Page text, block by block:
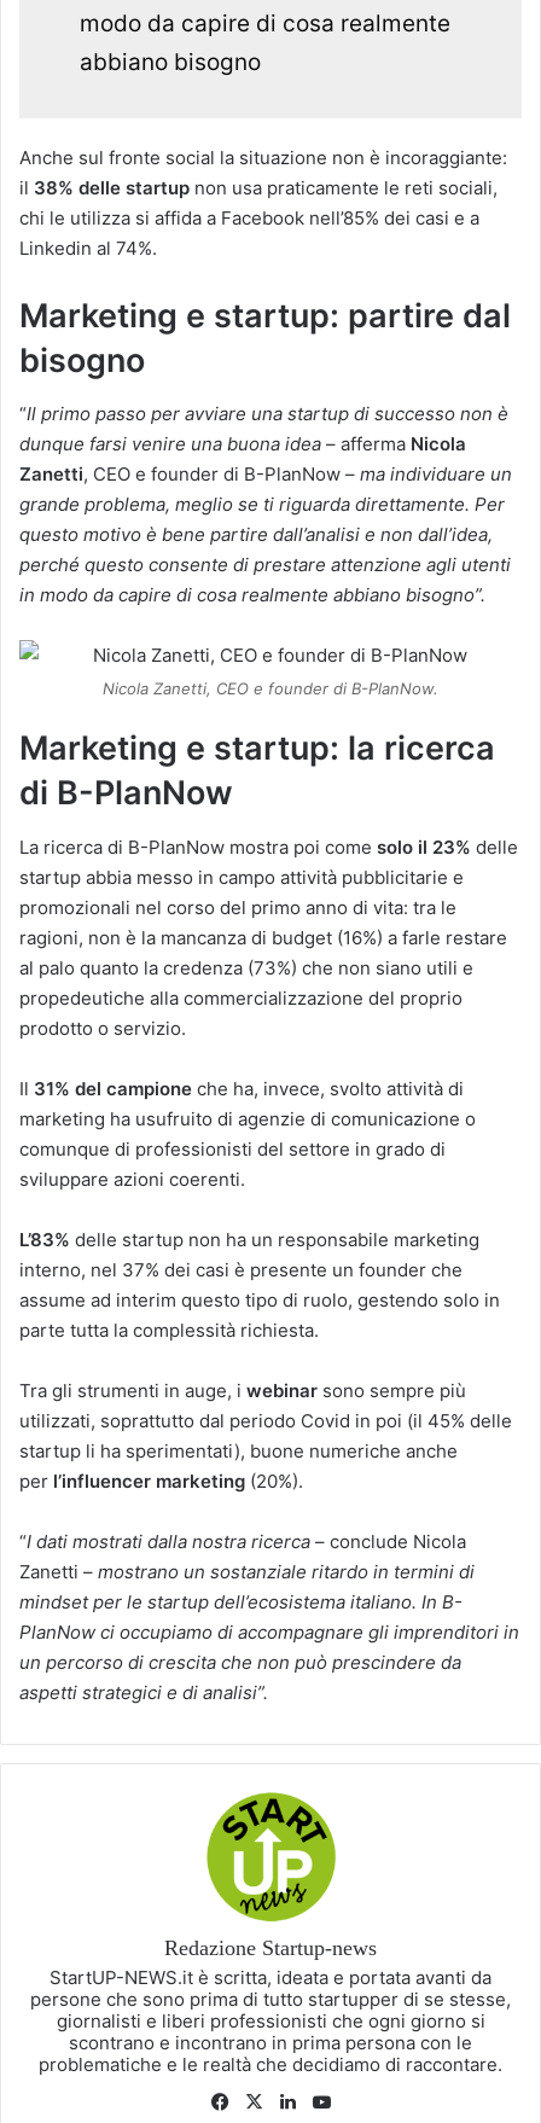
modo da capire di cosa realmente
abbiano bisogno
Anche sul fronte social la situazione non è incoraggiante:
il 38% delle startup non usa praticamente le reti sociali,
chi le utilizza si affida a Facebook nell’85% dei casi e a
Linkedin al 74%.
Marketing e startup: partire dal
bisogno
“Il primo passo per avviare una startup di successo non è
dunque farsi venire una buona idea – afferma Nicola
Zanetti, CEO e founder di B-PlanNow – ma individuare un
grande problema, meglio se ti riguarda direttamente. Per
questo motivo è bene partire dall’analisi e non dall’idea,
perché questo consente di prestare attenzione agli utenti
in modo da capire di cosa realmente abbiano bisogno”.
Nicola Zanetti, CEO e founder di B-PlanNow.
Marketing e startup: la ricerca
di B-PlanNow
La ricerca di B-PlanNow mostra poi come solo il 23% delle
startup abbia messo in campo attività pubblicitarie e
promozionali nel corso del primo anno di vita: tra le
ragioni, non è la mancanza di budget (16%) a farle restare
al palo quanto la credenza (73%) che non siano utili e
propedeutiche alla commercializzazione del proprio
prodotto o servizio.
Il 31% del campione che ha, invece, svolto attività di
marketing ha usufruito di agenzie di comunicazione o
comunque di professionisti del settore in grado di
sviluppare azioni coerenti.
L’83% delle startup non ha un responsabile marketing
interno, nel 37% dei casi è presente un founder che
assume ad interim questo tipo di ruolo, gestendo solo in
parte tutta la complessità richiesta.
Tra gli strumenti in auge, i webinar sono sempre più
utilizzati, soprattutto dal periodo Covid in poi (il 45% delle
startup li ha sperimentati), buone numeriche anche
per l’influencer marketing (20%).
“I dati mostrati dalla nostra ricerca – conclude Nicola
Zanetti – mostrano un sostanziale ritardo in termini di
mindset per le startup dell’ecosistema italiano. In B-
PlanNow ci occupiamo di accompagnare gli imprenditori in
un percorso di crescita che non può prescindere da
aspetti strategici e di analisi”.
Redazione Startup-news
StartUP-NEWS.it è scritta, ideata e portata avanti da
persone che sono prima di tutto startupper di se stesse,
giornalisti e liberi professionisti che ogni giorno si
scontrano e incontrano in prima persona con le
problematiche e le realtà che decidiamo di raccontare.
Facebook
X LinkedIn